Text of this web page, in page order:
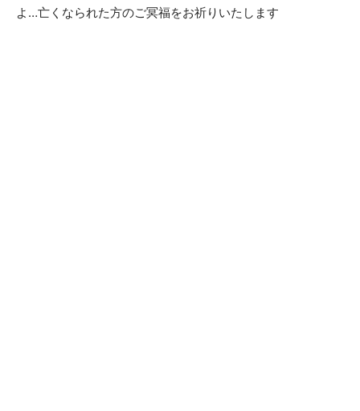
よ…亡くなられた方のご冥福をお祈りいたします